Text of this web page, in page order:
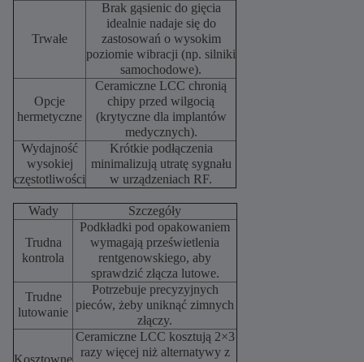
Trwałe
Brak gąsienic do gięcia
idealnie nadaje się do
zastosowań o wysokim
poziomie wibracji (np. silniki
samochodowe).
Opcje
hermetyczne
Ceramiczne LCC chronią
chipy przed wilgocią
(krytyczne dla implantów
medycznych).
Wydajność
wysokiej
częstotliwości
Krótkie podłączenia
minimalizują utratę sygnału
w urządzeniach RF.
Wady Szczegóły
Trudna
kontrola
Podkładki pod opakowaniem
wymagają prześwietlenia
rentgenowskiego, aby
sprawdzić złącza lutowe.
Trudne
lutowanie
Potrzebuje precyzyjnych
pieców, żeby uniknąć zimnych
złączy.
Ceramiczne LCC kosztują 2×3
razy więcej niż alternatywy z